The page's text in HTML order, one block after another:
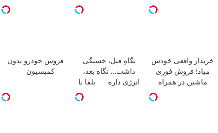
خریدار واقعی خودش
میاد! فروش فوری
ماشین در همراه
نگاهِ قبل، خستگی
داشت... نگاهِ بعد،
انرژی داره
بلفا با
فروش خودرو بدون
کمیسیون